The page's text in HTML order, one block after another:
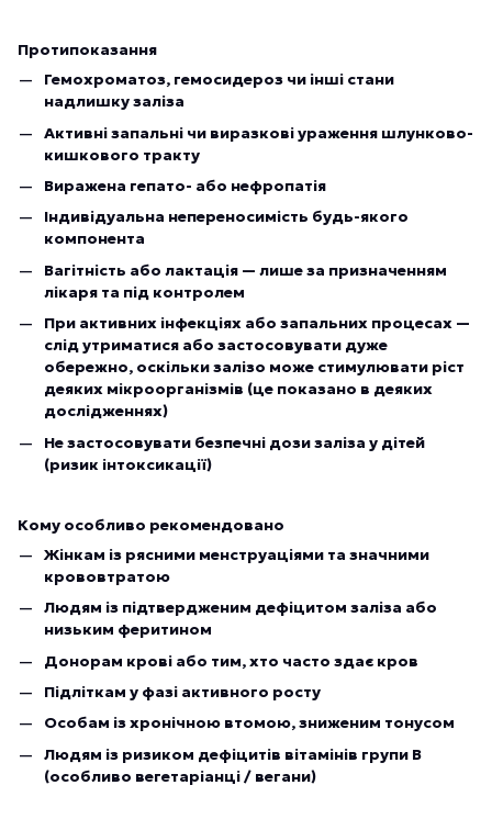
Протипоказання
Гемохроматоз, гемосидероз чи інші стани
надлишку заліза
Активні запальні чи виразкові ураження шлунково-
кишкового тракту
Виражена гепато- або нефропатія
Індивідуальна непереносимість будь-якого
компонента
Вагітність або лактація — лише за призначенням
лікаря та під контролем
При активних інфекціях або запальних процесах —
слід утриматися або застосовувати дуже
обережно, оскільки залізо може стимулювати ріст
деяких мікроорганізмів (це показано в деяких
дослідженнях)
Не застосовувати безпечні дози заліза у дітей
(ризик інтоксикації)
Кому особливо рекомендовано
Жінкам із рясними менструаціями та значними
крововтратою
Людям із підтвердженим дефіцитом заліза або
низьким феритином
Донорам крові або тим, хто часто здає кров
Підліткам у фазі активного росту
Особам із хронічною втомою, зниженим тонусом
Людям із ризиком дефіцитів вітамінів групи В
(особливо вегетаріанці / вегани)